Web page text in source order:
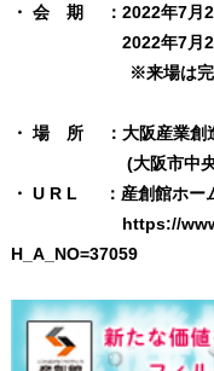
・ 会 期 ：2022年7月
2022年7月28日（
※来場は完全事
・ 場 所 ：大阪産業創
(大阪市中央区
・ U R L ：産創
https://
H_A_NO=37059